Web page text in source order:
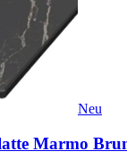
Neu
Marmo